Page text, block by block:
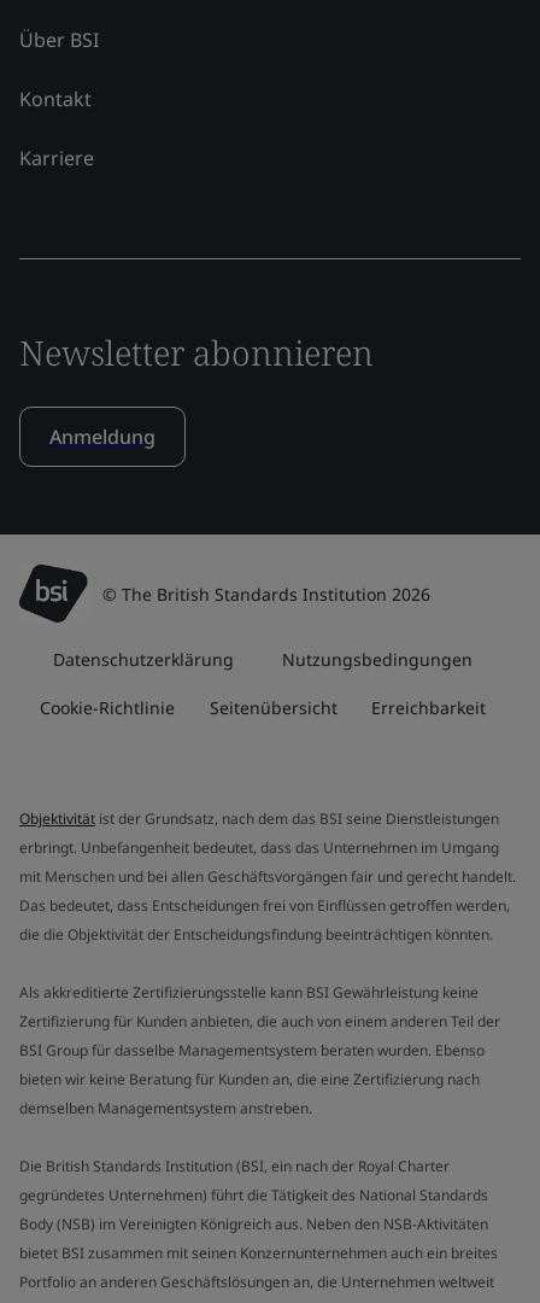
Über BSI
Kontakt
Karriere
Newsletter abonnieren
Anmeldung
© The British Standards Institution 2026
Datenschutzerklärung Nutzungsbedingungen
Cookie-Richtlinie Seitenübersicht Erreichbarkeit
Objektivität ist der Grundsatz, nach dem das BSI seine Dienstleistungen
erbringt. Unbefangenheit bedeutet, dass das Unternehmen im Umgang
mit Menschen und bei allen Geschäftsvorgängen fair und gerecht handelt.
Das bedeutet, dass Entscheidungen frei von Einflüssen getroffen werden,
die die Objektivität der Entscheidungsfindung beeinträchtigen könnten.
Als akkreditierte Zertifizierungsstelle kann BSI Gewährleistung keine
Zertifizierung für Kunden anbieten, die auch von einem anderen Teil der
BSI Group für dasselbe Managementsystem beraten wurden. Ebenso
bieten wir keine Beratung für Kunden an, die eine Zertifizierung nach
demselben Managementsystem anstreben.
Die British Standards Institution (BSI, ein nach der Royal Charter
gegründetes Unternehmen) führt die Tätigkeit des National Standards
Body (NSB) im Vereinigten Königreich aus. Neben den NSB-Aktivitäten
bietet BSI zusammen mit seinen Konzernunternehmen auch ein breites
Portfolio an anderen Geschäftslösungen an, die Unternehmen weltweit